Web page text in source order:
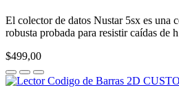
El colector de datos Nustar 5sx es una
robusta probada para resistir caídas de
$499,00